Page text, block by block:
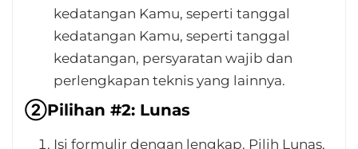
kedatangan Kamu, seperti tanggal
kedatangan Kamu, seperti tanggal
kedatangan, persyaratan wajib dan
perlengkapan teknis yang lainnya.
➁Pilihan #2: Lunas
Isi formulir dengan lengkap. Pilih Lunas,